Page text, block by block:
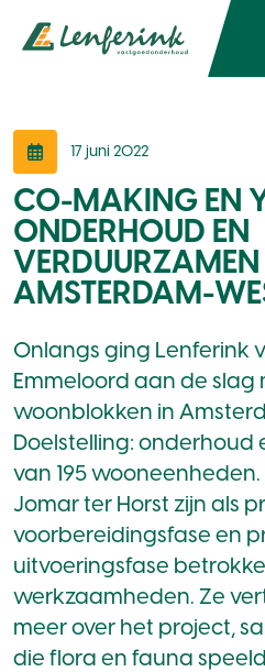
17 juni 2022
CO-MAKING EN
ONDERHOUD EN
VERDUURZAMEN
AMSTERDAM-
Onlangs ging Lenferink
Emmeloord aan de slag
woonblokken in
Doelstelling: onderhoud
van 195
Jomar ter Horst zijn als
voorbereidingsfase en
uitvoeringsfase
werkzaamheden. Ze
meer over het project,
die flora en fauna